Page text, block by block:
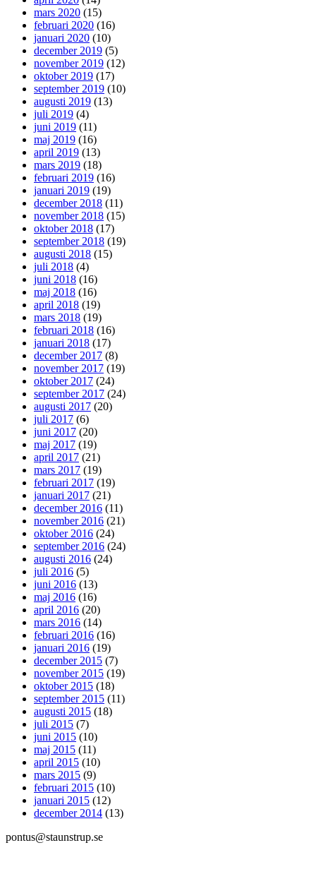
mars 2020 (15)
februari 2020 (16)
januari 2020 (10)
december 2019 (5)
november 2019 (12)
oktober 2019 (17)
september 2019 (10)
augusti 2019 (13)
juli 2019 (4)
juni 2019 (11)
maj 2019 (16)
april 2019 (13)
mars 2019 (18)
februari 2019 (16)
januari 2019 (19)
december 2018 (11)
november 2018 (15)
oktober 2018 (17)
september 2018 (19)
augusti 2018 (15)
juli 2018 (4)
juni 2018 (16)
maj 2018 (16)
april 2018 (19)
mars 2018 (19)
februari 2018 (16)
januari 2018 (17)
december 2017 (8)
november 2017 (19)
oktober 2017 (24)
september 2017 (24)
augusti 2017 (20)
juli 2017 (6)
juni 2017 (20)
maj 2017 (19)
april 2017 (21)
mars 2017 (19)
februari 2017 (19)
januari 2017 (21)
december 2016 (11)
november 2016 (21)
oktober 2016 (24)
september 2016 (24)
augusti 2016 (24)
juli 2016 (5)
juni 2016 (13)
maj 2016 (16)
april 2016 (20)
mars 2016 (14)
februari 2016 (16)
januari 2016 (19)
december 2015 (7)
november 2015 (19)
oktober 2015 (18)
september 2015 (11)
augusti 2015 (18)
juli 2015 (7)
juni 2015 (10)
maj 2015 (11)
april 2015 (10)
mars 2015 (9)
februari 2015 (10)
januari 2015 (12)
december 2014 (13)
pontus@staunstrup.se